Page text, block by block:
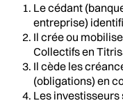
Le cédant
entreprise)
Il crée ou
Collectifs en
Il cède les
(obligations) en
Les investisseurs